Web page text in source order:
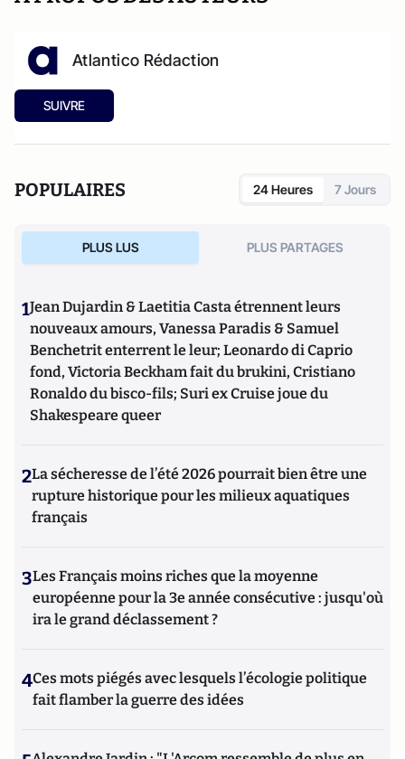
Atlantico Rédaction
SUIVRE
POPULAIRES 24 Heures 7 Jours
PLUS LUS PLUS PARTAGES
1Jean Dujardin & Laetitia Casta étrennent leurs
nouveaux amours, Vanessa Paradis & Samuel
Benchetrit enterrent le leur; Leonardo di Caprio
fond, Victoria Beckham fait du brukini, Cristiano
Ronaldo du bisco-fils; Suri ex Cruise joue du
Shakespeare queer
2La sécheresse de l’été 2026 pourrait bien être une
rupture historique pour les milieux aquatiques
français
3Les Français moins riches que la moyenne
européenne pour la 3e année consécutive : jusqu'où
ira le grand déclassement ?
4Ces mots piégés avec lesquels l’écologie politique
fait flamber la guerre des idées